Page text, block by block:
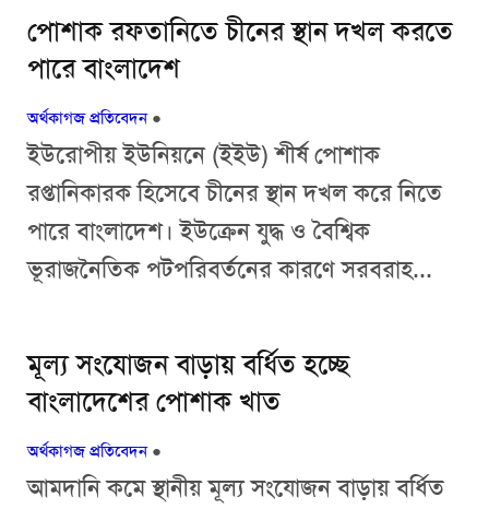
পোশাক রফতানিতে চীনের স্থান দখল করতে
পারে বাংলাদেশ
অর্থকাগজ প্রতিবেদন ●
ইউরোপীয় ইউনিয়নে (ইইউ) শীর্ষ পোশাক
রপ্তানিকারক হিসেবে চীনের স্থান দখল করে নিতে
পারে বাংলাদেশ। ইউক্রেন যুদ্ধ ও বৈশ্বিক
ভূরাজনৈতিক পটপরিবর্তনের কারণে সরবরাহ...
মূল্য সংযোজন বাড়ায় বর্ধিত হচ্ছে
বাংলাদেশের পোশাক খাত
অর্থকাগজ প্রতিবেদন ●
আমদানি কমে স্থানীয় মূল্য সংযোজন বাড়ায় বর্ধিত